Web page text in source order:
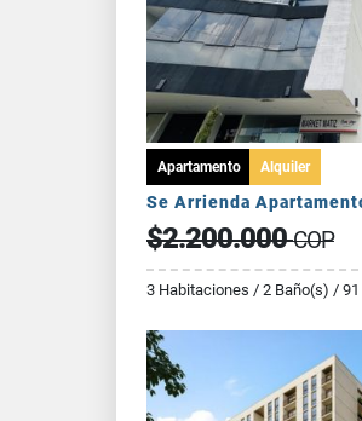
Apartamento Alquiler
Se Arrienda
$2.200.000COP
3 Habitaciones / 2 Baño(s) / 91